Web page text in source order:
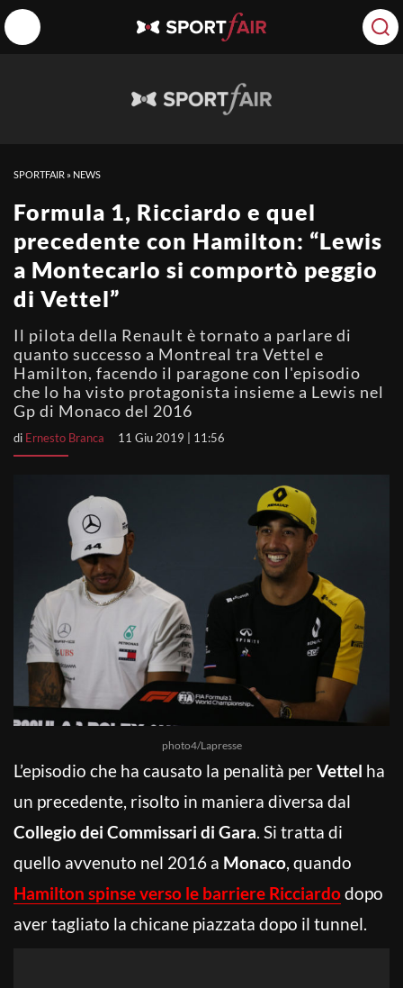
SPORTFAIR » NEWS
Formula 1, Ricciardo e quel
precedente con Hamilton: “Lewis
a Montecarlo si comportò peggio
di Vettel”
Il pilota della Renault è tornato a parlare di
quanto successo a Montreal tra Vettel e
Hamilton, facendo il paragone con l'episodio
che lo ha visto protagonista insieme a Lewis nel
Gp di Monaco del 2016
di Ernesto Branca 11 Giu 2019 | 11:56
photo4/Lapresse
L’episodio che ha causato la penalità perVettel ha
un precedente, risolto in maniera diversa dal
Collegio dei Commissari di Gara. Si tratta di
quello avvenuto nel 2016 a Monaco, quando
Hamilton spinse verso le barriere Ricciardodopo
aver tagliato la chicane piazzata dopo il tunnel.